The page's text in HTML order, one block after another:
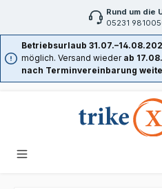
Zum Hauptinhalt springenRund um die
05231
Betriebsurlaub
möglich. Versand wieder ab
nach Terminvereinbarung